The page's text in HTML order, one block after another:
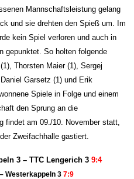
Mannschaftsleistung gelang
und sie drehten den Spieß um. Im
kein Spiel verloren und auch in
gepunktet. So holten folgende
Thorsten Maier (1), Sergej
Garsetz (1) und Erik
Spiele in Folge und einem
den Sprung an die
findet am 09./10. Novemberstatt,
Zweifachhalle gastiert.
3 – TTC Lengerich 3 9:4
Westerkappeln 3 7:9